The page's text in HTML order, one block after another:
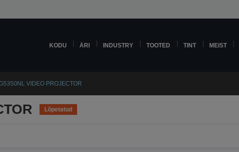
KODU ÄRI INDUSTRY TOOTED TINT MEIST
VIDEO PROJECTOR
Lõpetatud